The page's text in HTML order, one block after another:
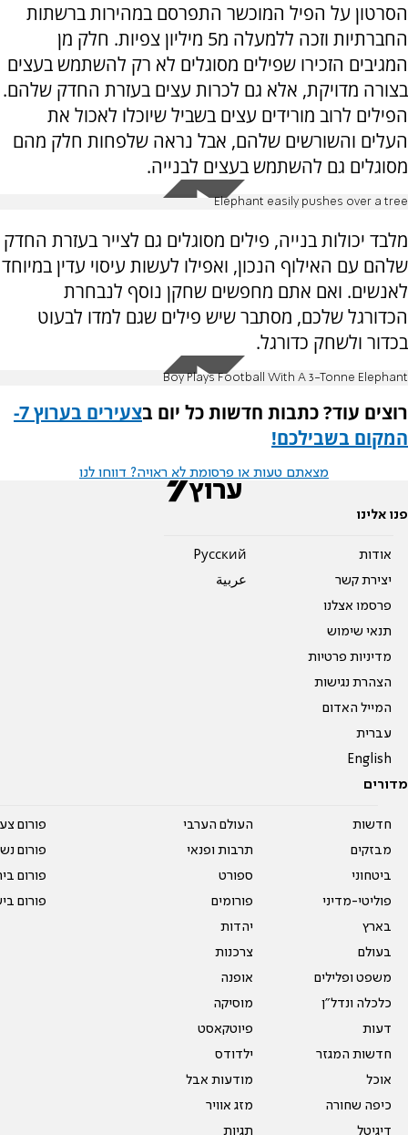
הסרטון על הפיל המוכשר התפרסם במהירות ברשתות
החברתיות וזכה ללמעלה מ5 מיליון צפיות. חלק מן
המגיבים הזכירו שפילים מסוגלים לא רק להשתמש בעצים
בצורה מדויקת, אלא גם לכרות עצים בעזרת החדק שלהם.
הפילים לרוב מורידים עצים בשביל שיוכלו לאכול את
העלים והשורשים שלהם, אבל נראה שלפחות חלק מהם
מסוגלים גם להשתמש בעצים לבנייה.
Elephant easily pushes over a tree
מלבד יכולות בנייה, פילים מסוגלים גם לצייר בעזרת החדק
שלהם עם האילוף הנכון, ואפילו לעשות עיסוי עדין במיוחד
לאנשים. ואם אתם מחפשים שחקן נוסף לנבחרת
הכדורגל שלכם, מסתבר שיש פילים שגם למדו לבעוט
בכדור ולשחק כדורגל.
Boy Plays Football With A 3-Tonne Elephant
רוצים עוד? כתבות חדשות כל יום ב
צעירים בערוץ 7-
המקום בשבילכם!
מצאתם טעות או פרסומת לא ראויה? דווחו לנו
פנו אלינו
אודות
יצירת קשר
פרסמו אצלנו
תנאי שימוש
מדיניות פרטיות
הצהרת נגישות
המייל האדום
עברית
English
Pусский
عربية
מדורים
חדשות
מבזקים
ביטחוני
פוליטי-מדיני
בארץ
בעולם
משפט ופלילים
כלכלה ונדל"ן
דעות
חדשות המגזר
אוכל
כיפה שחורה
דיגיטל
העולם הערבי
תרבות ופנאי
ספורט
פורומים
יהדות
צרכנות
אופנה
מוסיקה
פיוטקאסט
ילדודס
מודעות אבל
מזג אוויר
תגיות
פורום
פורום
פורום
פורום